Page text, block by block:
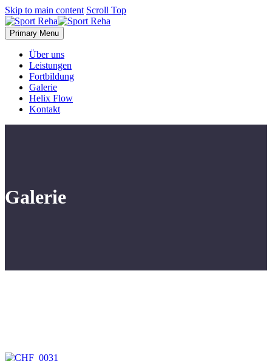
Skip to main content Scroll Top
Primary Menu
Über uns
Leistungen
Fortbildung
Galerie
Helix Flow
Kontakt
Galerie